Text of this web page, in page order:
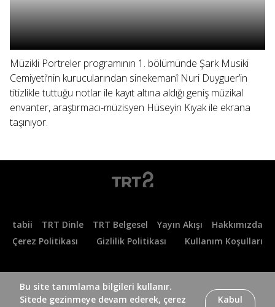
Müzikli Portreler programının 1. bölümünde Şark Musiki
Cemiyeti’nin kurucularından sinekemanî Nuri Duyguer’in
titizlikle tuttuğu notlar ile kayıt altına aldığı geniş müzikal
envanter, araştırmacı-müzisyen Hüseyin Kıyak ile ekrana
taşınıyor.
Bu site tanımlama bilgileri kullanır.
Sitede gezinmeye devam ederek, çerez
Kabul
tabii TRT Dinle TRT Belgesel Yayın Akışı
Hakkımızda
Çerez Politikası
Gizlilik Politikası Kullanım Koşulları